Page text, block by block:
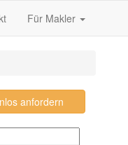
Für Makler
anfordern